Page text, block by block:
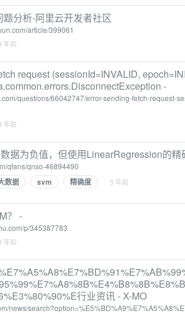
分析-阿里云开发者社区
article/399061
年前
request (sessionId=INVALID,
-
questions/66042747/error-sending-fetch-request-
年前
据为负值，但使用LinearRegression的精
qfans/qnso-46894490
数据 svm 精确度 · 3 年前
？ -
p/345387783
年前
行业资讯 - X-MO
news/